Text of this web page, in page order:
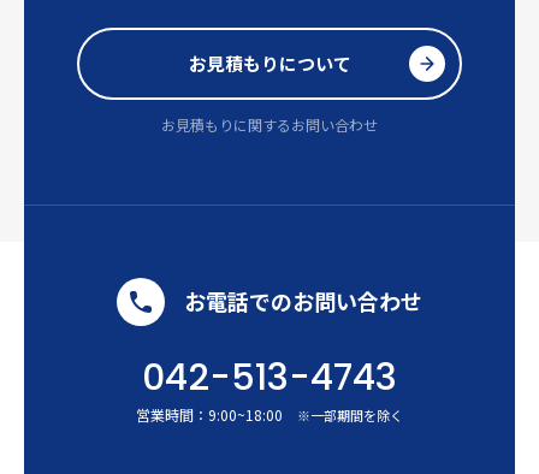
お見積もりについて
お見積もりに関するお問い合わせ
お電話でのお問い合わせ
042-513-4743
営業時間： 9:00~18:00 ※一部期間を除く